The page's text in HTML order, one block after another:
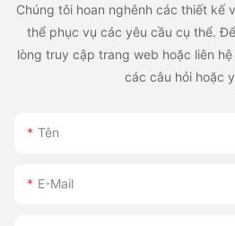
Chúng tôi hoan nghênh các thiết kế
thể phục vụ các yêu cầu cụ thể.
lòng truy cập trang web hoặc liên
các câu hỏi hoặc
Tên
E-Mail